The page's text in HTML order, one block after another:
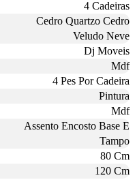
4 Cadeiras
Cedro Quartzo Cedro
Veludo Neve
Dj Moveis
Mdf
4 Pes Por Cadeira
Pintura
Mdf
Assento Encosto Base E
Tampo
80 Cm
120 Cm